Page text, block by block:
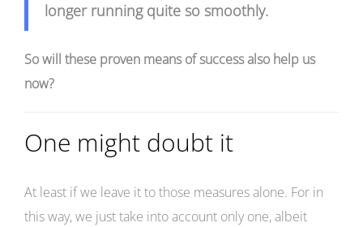
longer running quite so smoothly.
So will these proven means of success also help us
now?
One might doubt it
At least if we leave it to those measures alone. For in
this way, we just take into account only one, albeit